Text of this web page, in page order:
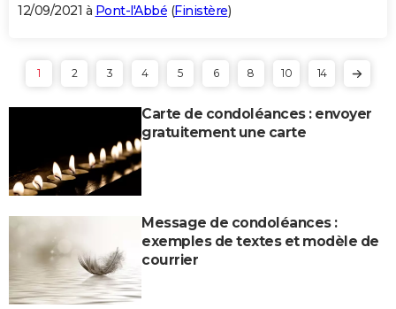
12/09/2021 à Pont-l'Abbé (Finistère)
1 2 3 4 5 6 8 10 14
Carte de condoléances : envoyer
gratuitement une carte
Message de condoléances :
exemples de textes et modèle de
courrier